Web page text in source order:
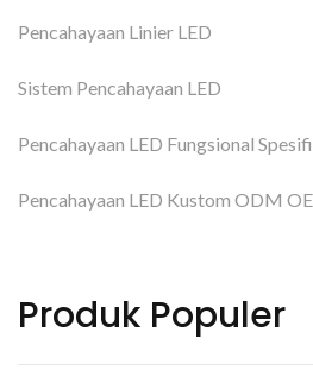
Pencahayaan Linier LED
Sistem Pencahayaan LED
Pencahayaan LED Fungsional
Pencahayaan LED Kustom ODM
Produk Populer